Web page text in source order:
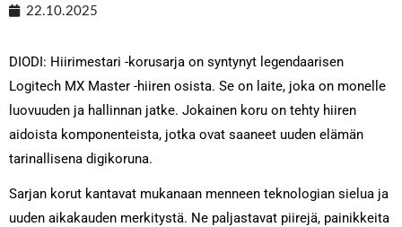
22.10.2025
DIODI: Hiirimestari -korusarja on syntynyt legendaarisen
Logitech MX Master -hiiren osista. Se on laite, joka on monelle
luovuuden ja hallinnan jatke. Jokainen koru on tehty hiiren
aidoista komponenteista, jotka ovat saaneet uuden elämän
tarinallisena digikoruna.
Sarjan korut kantavat mukanaan menneen teknologian sielua ja
uuden aikakauden merkitystä. Ne paljastavat piirejä, painikkeita